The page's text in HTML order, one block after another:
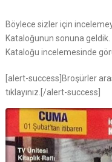
Böylece sizler için
Kataloğunun sonuna
Kataloğu incelemesinde
[alert-success]Broşürler
tıklayınız.[/alert-success]